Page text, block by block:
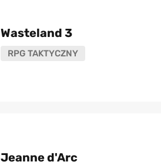
Wasteland 3
RPG TAKTYCZNY
Jeanne d'Arc